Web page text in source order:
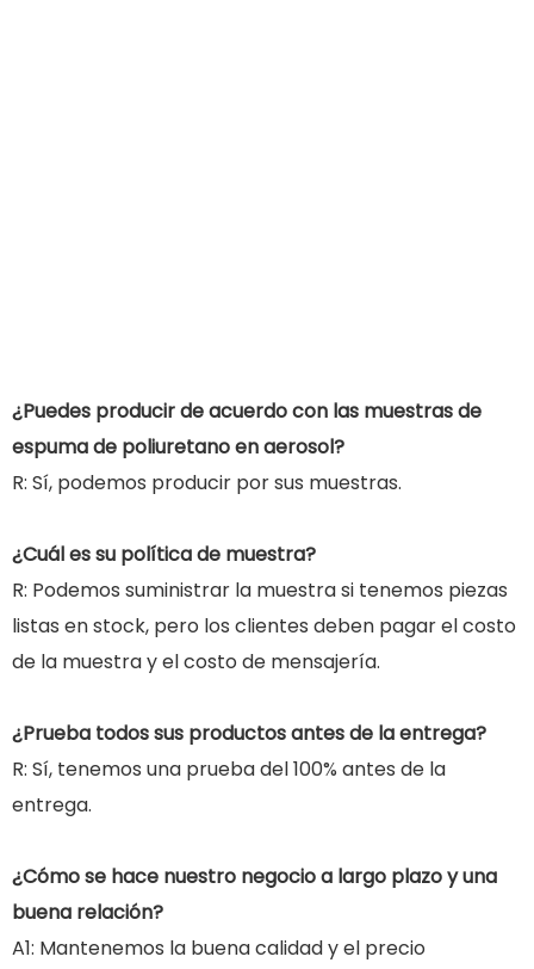
¿Puedes producir de acuerdo con las muestras de
espuma de poliuretano en aerosol?
R: Sí, podemos producir por sus muestras.
¿Cuál es su política de muestra?
R: Podemos suministrar la muestra si tenemos piezas
listas en stock, pero los clientes deben pagar el costo
de la muestra y el costo de mensajería.
¿Prueba todos sus productos antes de la entrega?
R: Sí, tenemos una prueba del 100% antes de la
entrega.
¿Cómo se hace nuestro negocio a largo plazo y una
buena relación?
A1: Mantenemos la buena calidad y el precio